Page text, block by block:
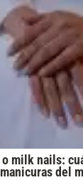
milk nails:
del